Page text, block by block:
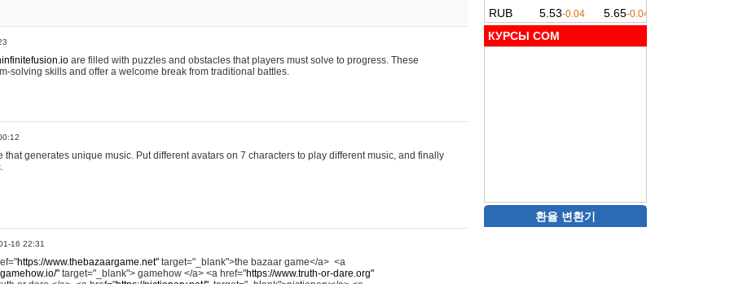
are filled with puzzles and obstacles that players must solve to progress. These
solving skills and offer a welcome break from traditional battles.
that generates unique music. Put different avatars on 7 characters to play different music, and finally
16 22:31
https://www.thebazaargame.net" target="_blank">the bazaar game</a> <a
" target="_blank"> gamehow </a> <a href="https://www.truth-or-dare.org"
КУРСЫ COM
환율 변환기